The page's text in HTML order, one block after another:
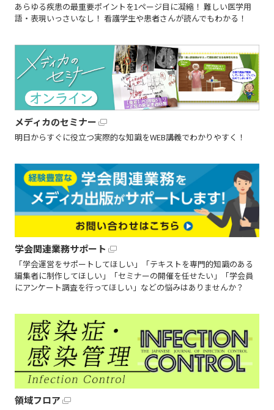
あらゆる疾患の最重要ポイントを1ページ目に凝縮！ 難しい医学用
語・表現いっさいなし！ 看護学生や患者さんが読んでもわかる！
メディカのセミナー
明日からすぐに役立つ実際的な知識をWEB講義でわかりやすく！
学会関連業務サポート
「学会運営をサポートしてほしい」「テキストを専門的知識のある
編集者に制作してほしい」「セミナーの開催を任せたい」「学会員
にアンケート調査を行ってほしい」などの悩みはありませんか？
領域フロア